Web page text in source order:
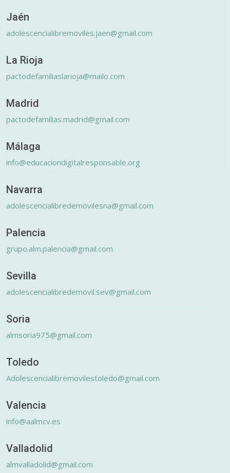
Jaén
adolescencialibremoviles.jaen@gmail.com
La Rioja
pactodefamiliaslarioja@mailo.com
Madrid
pactodefamilias.madrid@gmail.com
Málaga
info@educaciondigitalresponsable.org
Navarra
adolescencialibredemovilesna@gmail.com
Palencia
grupo.alm.palencia@gmail.com
Sevilla
adolescencialibredemovil.sev@gmail.com
Soria
almsoria975@gmail.com
Toledo
Adolescencialibremovilestoledo@gmail.com
Valencia
info@aalmcv.es
Valladolid
almvalladolid@gmail.com